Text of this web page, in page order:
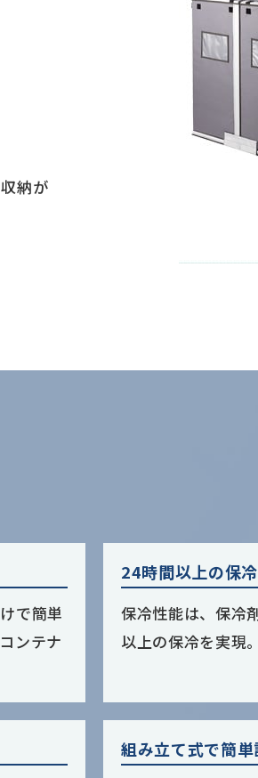
納が
で簡単
ンテナ
24時間以上の保
保冷性能は、保冷
以上の保冷を実現。
組み立て式で簡単